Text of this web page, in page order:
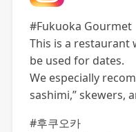
#Fukuoka Gourmet
This is a restaurant
be used for dates.
We especially
sashimi,” skewers,
#후쿠오카